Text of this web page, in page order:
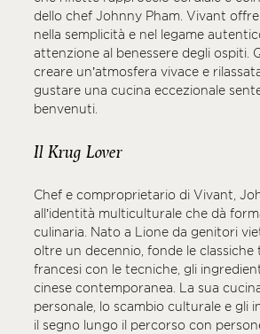
dello chef Johnny Pham. Vivant
nella semplicità e nel legame
attenzione al benessere degli ospiti.
creare un’atmosfera vivace e
gustare una cucina eccezionale
benvenuti.
Il Krug Lover
Chef e comproprietario di Vivant,
all’identità multiculturale che dà
culinaria. Nato a Lione da genitori
oltre un decennio, fonde le classiche
francesi con le tecniche, gli
cinese contemporanea. La sua
personale, lo scambio culturale e gli
il segno lungo il percorso con